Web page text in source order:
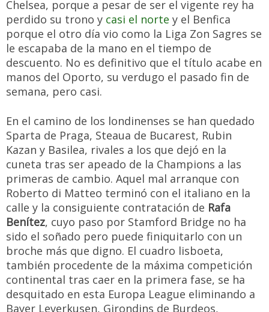
Chelsea, porque a pesar de ser el vigente rey ha
perdido su trono y casi el norte y el Benfica
porque el otro día vio como la Liga Zon Sagres se
le escapaba de la mano en el tiempo de
descuento. No es definitivo que el título acabe en
manos del Oporto, su verdugo el pasado fin de
semana, pero casi.
En el camino de los londinenses se han quedado
Sparta de Praga, Steaua de Bucarest, Rubin
Kazan y Basilea, rivales a los que dejó en la
cuneta tras ser apeado de la Champions a las
primeras de cambio. Aquel mal arranque con
Roberto di Matteo terminó con el italiano en la
calle y la consiguiente contratación de Rafa
Benítez, cuyo paso por Stamford Bridge no ha
sido el soñado pero puede finiquitarlo con un
broche más que digno. El cuadro lisboeta,
también procedente de la máxima competición
continental tras caer en la primera fase, se ha
desquitado en esta Europa League eliminando a
Bayer Leverkusen, Girondins de Burdeos,